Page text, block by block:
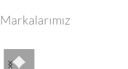
Markalarımız